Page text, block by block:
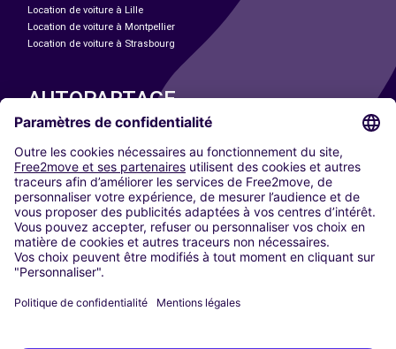
Location de voiture à Lille
Location de voiture à Montpellier
Location de voiture à Strasbourg
AUTOPARTAGE
Paris
Madrid
Washington DC
Milan
Rome
Turin
Vienne
Berlin
Düsseldorf